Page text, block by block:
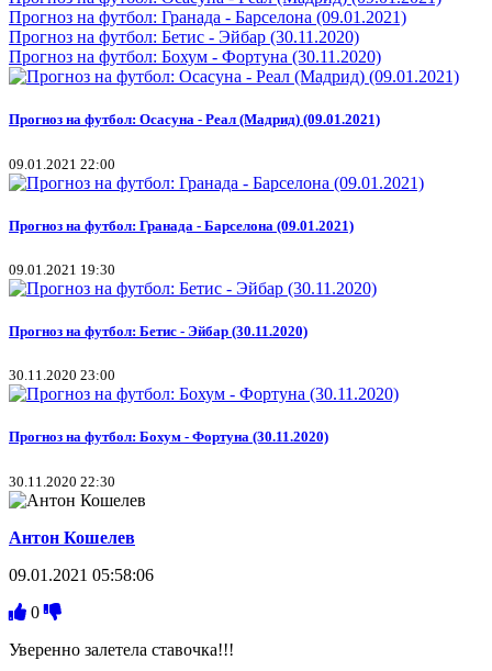
Прогноз на футбол: Гранада - Барселона (09.01.2021)
Прогноз на футбол: Бетис - Эйбар (30.11.2020)
Прогноз на футбол: Бохум - Фортуна (30.11.2020)
Прогноз на футбол: Осасуна - Реал (Мадрид) (09.01.2021)
09.01.2021 22:00
Прогноз на футбол: Гранада - Барселона (09.01.2021)
09.01.2021 19:30
Прогноз на футбол: Бетис - Эйбар (30.11.2020)
30.11.2020 23:00
Прогноз на футбол: Бохум - Фортуна (30.11.2020)
30.11.2020 22:30
Антон Кошелев
09.01.2021 05:58:06
0
Уверенно залетела ставочка!!!